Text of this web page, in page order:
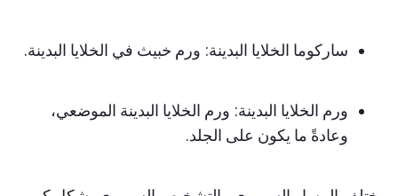
ساركوما الخلايا البدينة: ورم خبيث في الخلايا البدينة.
ورم الخلايا البدينة: ورم الخلايا البدينة الموضعي،
وعادةً ما يكون على الجلد.